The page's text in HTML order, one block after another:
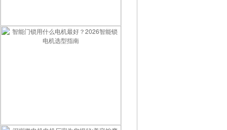
为什么越来越多智能门锁厂家优先选择广东生产的91短视频在线免费观看？